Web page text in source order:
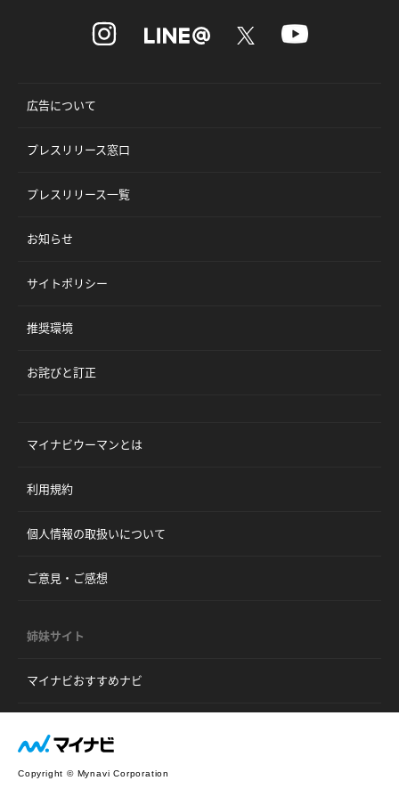
広告について
プレスリリース窓口
プレスリリース一覧
お知らせ
サイトポリシー
推奨環境
お詫びと訂正
マイナビウーマンとは
利用規約
個人情報の取扱いについて
ご意見・ご感想
姉妹サイト
マイナビおすすめナビ
Copyright © Mynavi Corporation